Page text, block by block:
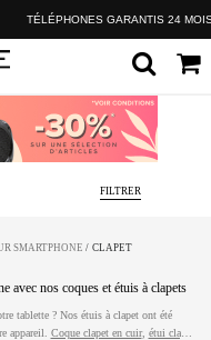
24 MOIS
FILTRER
SMARTPHONE / CLAPET
avec nos coques et étuis à clapets
tablette ? Nos étuis à clapet ont été
appareil. Coque clapet en cuir, étui clapet